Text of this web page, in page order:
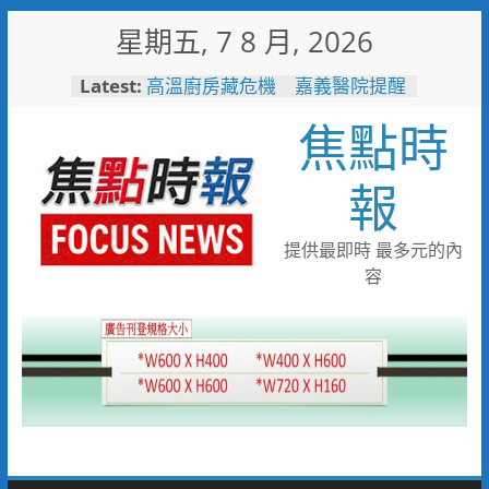
星期五, 7 8 月, 2026
Latest: 高溫廚房藏危機 嘉義醫院提醒
珍惜119報案專線資源 切勿無故
撥打或謊報案件
白海豚颱風來襲！台電台東區處
全面整備迎戰強風豪雨 籲多利
用「台灣電力APP」查詢
男子性侵偷拍又餵毒致傳播女暴
斃 法官審後判十四年六月徒刑
臺中榮總埔里分院攜手檢方 深
焦點時
報
提供最即時 最多元的內
容